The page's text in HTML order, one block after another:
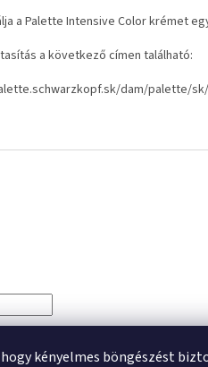
kényelmes böngészést
a Palette Intensive Color krémet
a következő címen található:
dam/palette/sk/